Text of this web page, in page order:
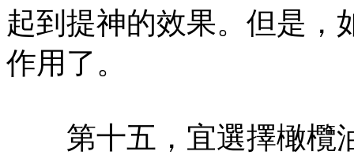
起到提神的效果。但是，
作用了。
第十五，宜選擇橄欖